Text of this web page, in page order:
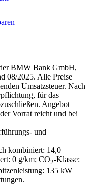
BMW Bank GmbH,
08/2025. Alle Preise
Umsatzsteuer. Nach
für das
Angebot
Vorrat reicht und bei
und
kombiniert: 14,0
0 g/km; CO2-Klasse:
135 kW